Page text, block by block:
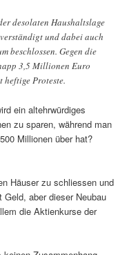
desolaten Haushaltslage
und dabei auch
beschlossen. Gegen die
3,5 Millionen Euro
heftige Proteste.
ein altehrwürdiges
zu sparen, während man
Millionen über hat?
Häuser zu schliessen und
aber dieser Neubau
die Aktienkurse der